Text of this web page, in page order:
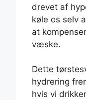
drevet af
køle os selv
at
væske.
Dette
hydrering
hvis vi